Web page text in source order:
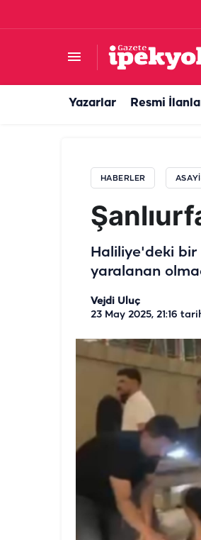
Yazarlar Resmi
HABERLER
Haliliye'deki
yaralanan
Vejdi Uluç
23 May 2025, 21:16